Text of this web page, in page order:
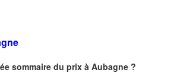
sommaire du prix à Aubagne ?